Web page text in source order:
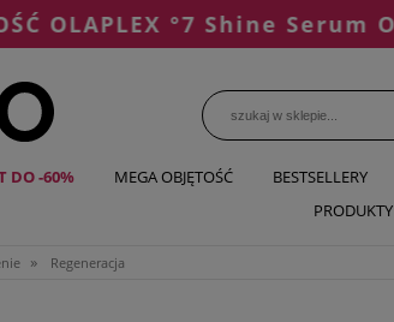
°7 Shine Serum Oil Mist
DO -60% MEGA OBJĘTOŚĆ BESTSELLERY
PRODUKTY
» Regeneracja